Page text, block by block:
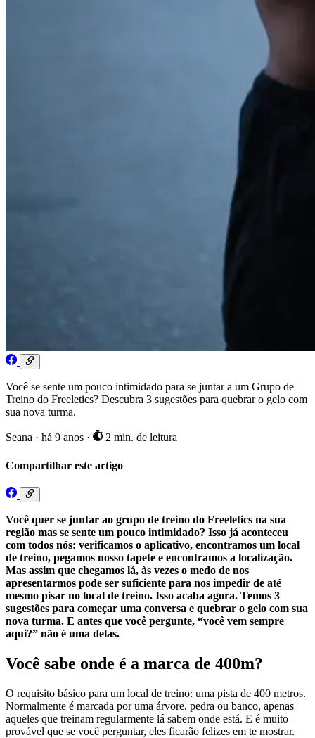
Você se sente um pouco intimidado para se juntar a um Grupo de
Treino do Freeletics? Descubra 3 sugestões para quebrar o gelo com
sua nova turma.
Seana · há 9 anos · 2 min. de leitura
Compartilhar este artigo
Você quer se juntar ao grupo de treino do Freeletics na sua
região mas se sente um pouco intimidado? Isso já aconteceu
com todos nós: verificamos o aplicativo, encontramos um local
de treino, pegamos nosso tapete e encontramos a localização.
Mas assim que chegamos lá, às vezes o medo de nos
apresentarmos pode ser suficiente para nos impedir de até
mesmo pisar no local de treino. Isso acaba agora. Temos 3
sugestões para começar uma conversa e quebrar o gelo com sua
nova turma. E antes que você pergunte, “você vem sempre
aqui?” não é uma delas.
Você sabe onde é a marca de 400m?
O requisito básico para um local de treino: uma pista de 400 metros.
Normalmente é marcada por uma árvore, pedra ou banco, apenas
aqueles que treinam regularmente lá sabem onde está. E é muito
provável que se você perguntar, eles ficarão felizes em te mostrar.